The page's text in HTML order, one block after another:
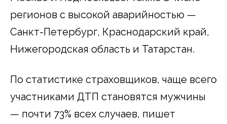
регионов с высокой аварийностью —
Санкт-Петербург, Краснодарский край,
Нижегородская область и Татарстан.
По статистике страховщиков, чаще всего
участниками ДТП становятся мужчины
— почти 73% всех случаев, пишет